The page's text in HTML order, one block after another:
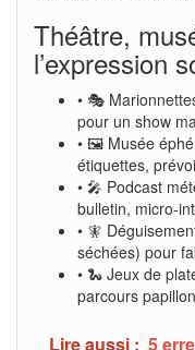
Théâtre,
l’expression
• 🎭
pour un show
• 🖼️ Musée
étiquettes,
• 🎤 Podcast
bulletin, micro-
• 🧚
séchées) pour
• 🐍 Jeux de
parcours
Lire aussi : 5